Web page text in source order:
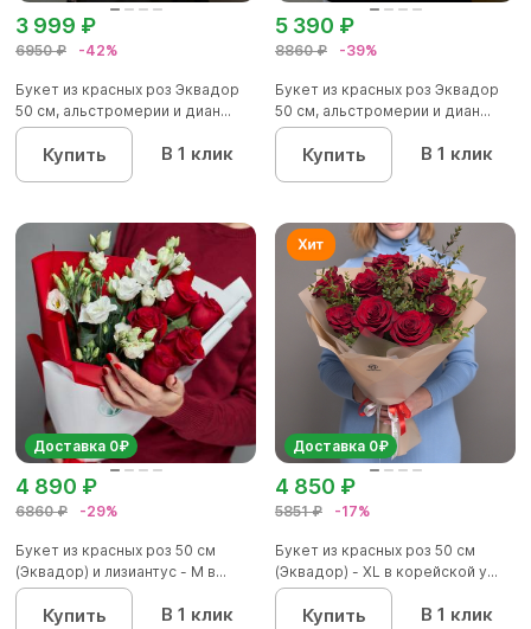
6950 ₽ -42%
3 999 ₽
Букет из красных роз Эквадор
50 см, альстромерии и диан...
Купить В 1 клик
8860 ₽ -39%
5 390 ₽
Букет из красных роз Эквадор
50 см, альстромерии и диан...
Купить В 1 клик
Доставка 0₽
6860 ₽ -29%
4 890 ₽
Букет из красных роз 50 см
(Эквадор) и лизиантус - М в...
Купить В 1 клик
Доставка 0₽
5851 ₽ -17%
4 850 ₽
Букет из красных роз 50 см
(Эквадор) - XL в корейской у...
Купить В 1 клик